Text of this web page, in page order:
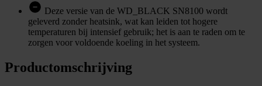
Deze versie van de WD_BLACK SN8100 wordt
geleverd zonder heatsink, wat kan leiden tot hogere
temperaturen bij intensief gebruik; het is aan te raden om te
zorgen voor voldoende koeling in het systeem.
Productomschrijving